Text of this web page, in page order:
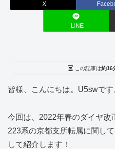
X
LINE
この記事は約16
皆様、こんにちは。U5swです
今回は、2022年春のダイヤ改
223系の京都支所転属に関し
して紹介します！